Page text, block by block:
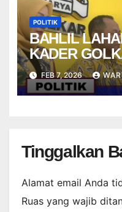
POLITIK
BAHLIL
KADER
STRIKER
FUTSAL
FEB 7, 2026
Tinggalkan
Alamat email Anda
Ruas yang wajib